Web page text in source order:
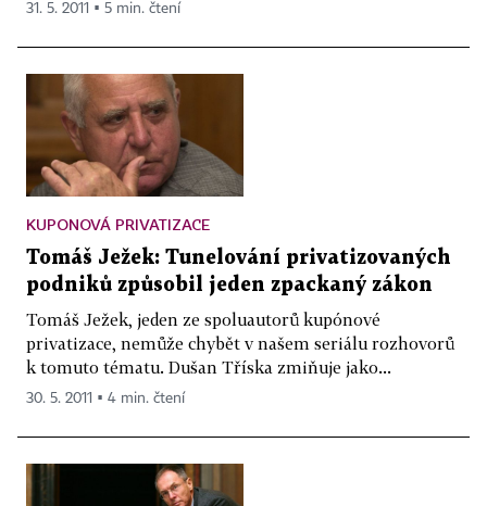
31. 5. 2011 ▪ 5 min. čtení
KUPONOVÁ PRIVATIZACE
Tomáš Ježek: Tunelování privatizovaných
podniků způsobil jeden zpackaný zákon
Tomáš Ježek, jeden ze spoluautorů kupónové
privatizace, nemůže chybět v našem seriálu rozhovorů
k tomuto tématu. Dušan Tříska zmiňuje jako...
30. 5. 2011 ▪ 4 min. čtení